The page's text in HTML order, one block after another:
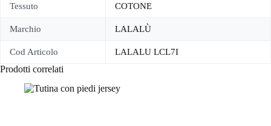
Tessuto COTONE
Marchio LALALÙ
Cod Articolo LALALU LCL7I
Prodotti correlati